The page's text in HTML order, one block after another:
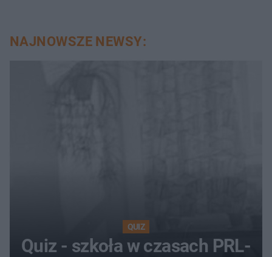
NAJNOWSZE NEWSY:
QUIZ
Quiz - szkoła w czasach PRL-